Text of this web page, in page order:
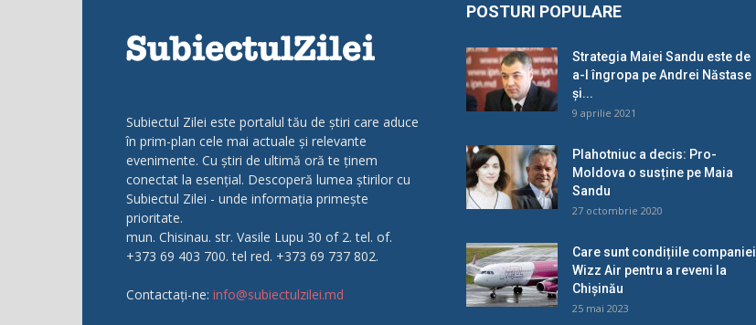
Subiectul Zilei este portalul tău de știri care aduce
în prim-plan cele mai actuale și relevante
evenimente. Cu știri de ultimă oră te ținem
conectat la esențial. Descoperă lumea știrilor cu
Subiectul Zilei - unde informația primește
prioritate.
mun. Chisinau. str. Vasile Lupu 30 of 2. tel. of.
+373 69 403 700. tel red. +373 69 737 802.
Contactați-ne: info@subiectulzilei.md
POSTURI POPULARE
Strategia Maiei Sandu este de
a-l îngropa pe Andrei Năstase
și...
9 aprilie 2021
Plahotniuc a decis: Pro-
Moldova o susține pe Maia
Sandu
27 octombrie 2020
Care sunt condițiile companiei
Wizz Air pentru a reveni la
Chișinău
25 mai 2023